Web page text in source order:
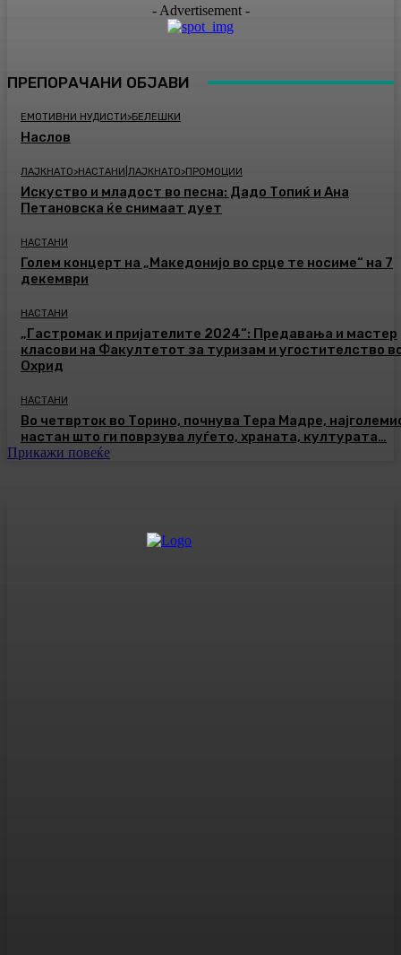
- Advertisement -
ПРЕПОРАЧАНИ ОБЈАВИ
ЕМОТИВНИ НУДИСТИ>БЕЛЕШКИ
Наслов
ЛАЈКНАТО>НАСТАНИ|ЛАЈКНАТО>ПРОМОЦИИ
Искуство и младост во песна: Дадо Топиќ и Ана
Петановска ќе снимаат дует
НАСТАНИ
Голем концерт на „Македонијо во срце те носиме“ на 7
декември
НАСТАНИ
„Гастромак и пријателите 2024“: Предавања и мастер
класови на Факултетот за туризам и угостителство
Охрид
НАСТАНИ
Во четврток во Торино, почнува Тера Мадре,
настан што ги поврзува луѓето, храната, културата…
Прикажи повеќе